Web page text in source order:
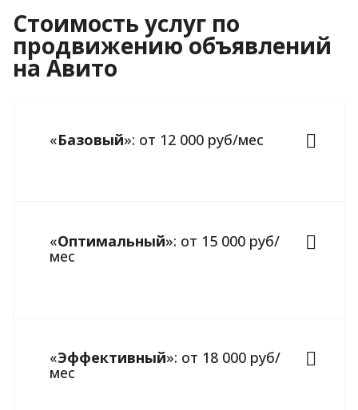
Стоимость услуг по
продвижению объявлений
на Авито
«Базовый»: от 12 000 руб/мес
«Оптимальный»: от 15 000 руб/
мес
«Эффективный»: от 18 000 руб/
мес